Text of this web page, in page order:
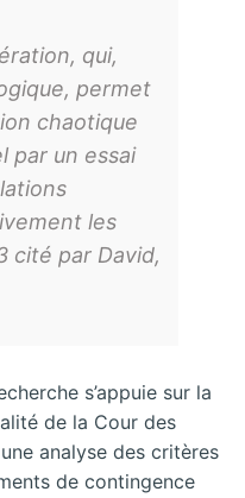
qui,
permet
chaotique
par un essai
les
cité par David,
s’appuie sur la
de la Cour des
analyse des critères
de contingence